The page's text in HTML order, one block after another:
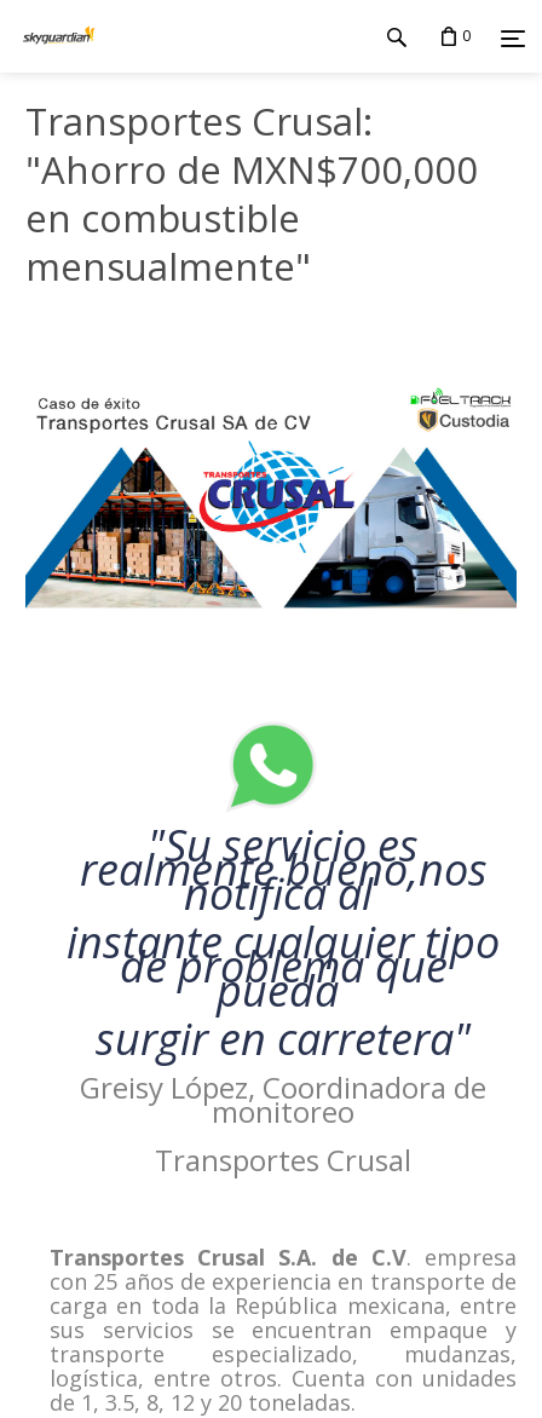
0
Transportes Crusal:
"Ahorro de MXN$700,000
en combustible
mensualmente"
"Su servicio es
realmente bueno,nos
notifica al
instante cualquier tipo
de problema que
pueda
surgir en carretera"
Greisy López, Coordinadora de
monitoreo
Transportes Crusal
Transportes Crusal S.A. de C.V. empresa
con 25 años de experiencia en transporte de
carga en toda la República mexicana, entre
sus servicios se encuentran empaque y
transporte especializado, mudanzas,
logística, entre otros. Cuenta con unidades
de 1, 3.5, 8, 12 y 20 toneladas.